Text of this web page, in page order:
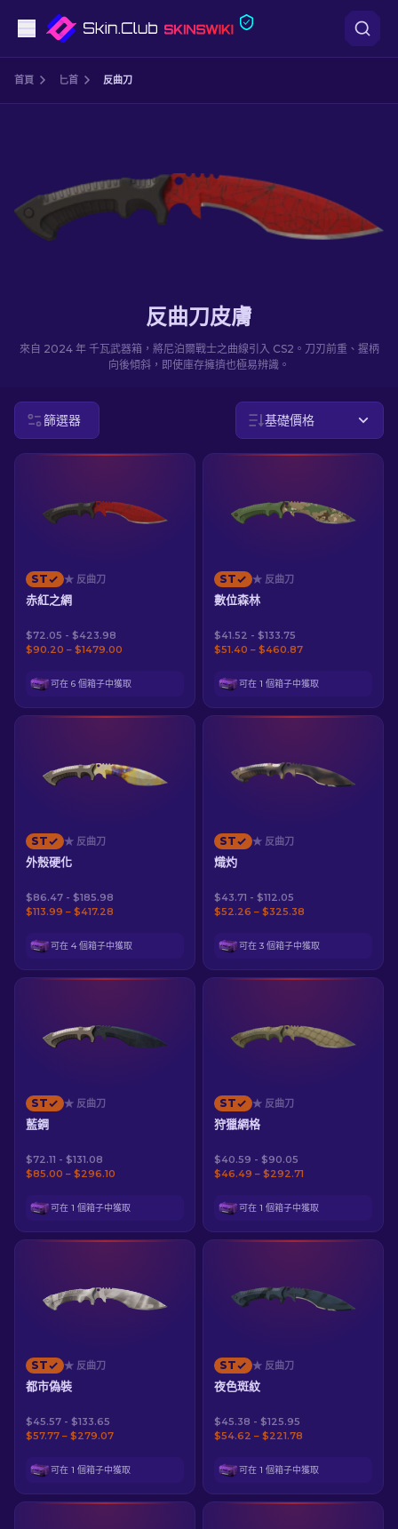
手槍
狙擊步槍
武器箱
ZH-TW
首頁 匕首 反曲刀
反曲刀皮膚
來自 2024 年 千瓦武器箱，將尼泊爾戰士之曲線引入 CS2。刀刃前重、握柄
向後傾斜，即使庫存擁擠也極易辨識。
篩選器 基礎價格
ST ★ 反曲刀
赤紅之網
$72.05 - $423.98
$90.20 – $1479.00
可在 6 個箱子中獲取
ST ★ 反曲刀
數位森林
$41.52 - $133.75
$51.40 – $460.87
可在 1 個箱子中獲取
ST ★ 反曲刀
外殼硬化
$86.47 - $185.98
$113.99 – $417.28
可在 4 個箱子中獲取
ST ★ 反曲刀
熾灼
$43.71 - $112.05
$52.26 – $325.38
可在 3 個箱子中獲取
ST ★ 反曲刀
藍鋼
$72.11 - $131.08
$85.00 – $296.10
可在 1 個箱子中獲取
ST ★ 反曲刀
狩獵網格
$40.59 - $90.05
$46.49 – $292.71
可在 1 個箱子中獲取
ST ★ 反曲刀
都市偽裝
$45.57 - $133.65
$57.77 – $279.07
可在 1 個箱子中獲取
ST ★ 反曲刀
夜色斑紋
$45.38 - $125.95
$54.62 – $221.78
可在 1 個箱子中獲取